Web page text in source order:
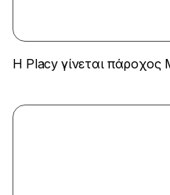
Η Placy γίνεται πάροχος